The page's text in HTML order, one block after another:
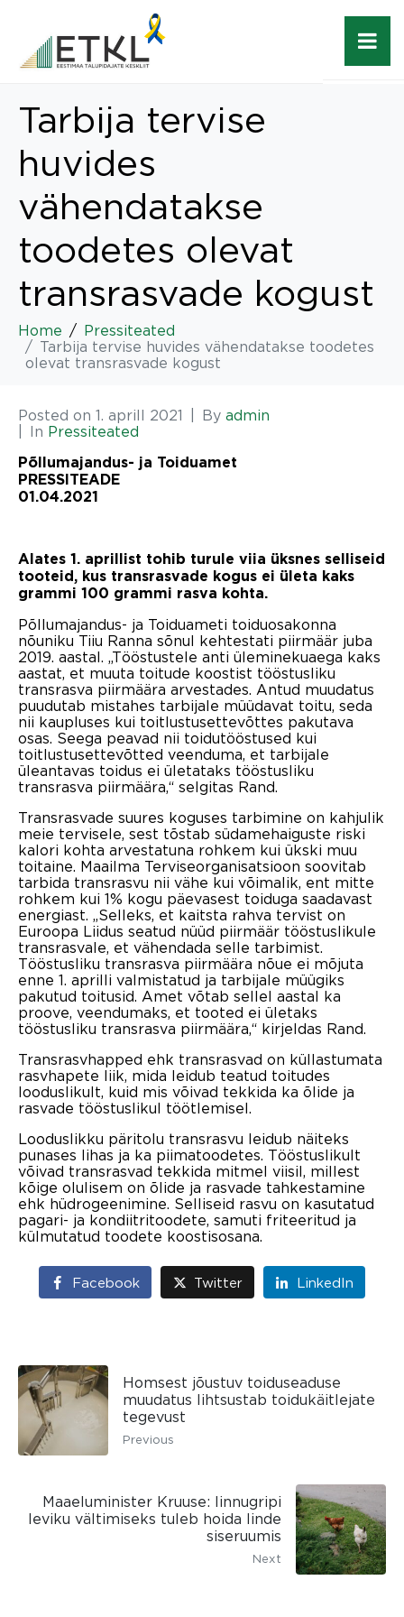
Tarbija tervise
huvides
vähendatakse
toodetes olevat
transrasvade kogust
Home
Pressiteated
Tarbija tervise huvides vähendatakse toodetes
olevat transrasvade kogust
Posted on 1. aprill 2021 By admin
In Pressiteated
Põllumajandus- ja Toiduamet
PRESSITEADE
01.04.2021
Alates 1. aprillist tohib turule viia üksnes selliseid
tooteid, kus transrasvade kogus ei ületa kaks
grammi 100 grammi rasva kohta.
Põllumajandus- ja Toiduameti toiduosakonna
nõuniku Tiiu Ranna sõnul kehtestati piirmäär juba
2019. aastal. „Tööstustele anti üleminekuaega kaks
aastat, et muuta toitude koostist tööstusliku
transrasva piirmäära arvestades. Antud muudatus
puudutab mistahes tarbijale müüdavat toitu, seda
nii kaupluses kui toitlustusettevõttes pakutava
osas. Seega peavad nii toidutööstused kui
toitlustusettevõtted veenduma, et tarbijale
üleantavas toidus ei ületataks tööstusliku
transrasva piirmäära,“ selgitas Rand.
Transrasvade suures koguses tarbimine on kahjulik
meie tervisele, sest tõstab südamehaiguste riski
kalori kohta arvestatuna rohkem kui ükski muu
toitaine. Maailma Terviseorganisatsioon soovitab
tarbida transrasvu nii vähe kui võimalik, ent mitte
rohkem kui 1% kogu päevasest toiduga saadavast
energiast. „Selleks, et kaitsta rahva tervist on
Euroopa Liidus seatud nüüd piirmäär tööstuslikule
transrasvale, et vähendada selle tarbimist.
Tööstusliku transrasva piirmäära nõue ei mõjuta
enne 1. aprilli valmistatud ja tarbijale müügiks
pakutud toitusid. Amet võtab sellel aastal ka
proove, veendumaks, et tooted ei ületaks
tööstusliku transrasva piirmäära,“ kirjeldas Rand.
Transrasvhapped ehk transrasvad on küllastumata
rasvhapete liik, mida leidub teatud toitudes
looduslikult, kuid mis võivad tekkida ka õlide ja
rasvade tööstuslikul töötlemisel.
Looduslikku päritolu transrasvu leidub näiteks
punases lihas ja ka piimatoodetes. Tööstuslikult
võivad transrasvad tekkida mitmel viisil, millest
kõige olulisem on õlide ja rasvade tahkestamine
ehk hüdrogeenimine. Selliseid rasvu on kasutatud
pagari- ja kondiitritoodete, samuti friteeritud ja
külmutatud toodete koostisosana.
Facebook Twitter LinkedIn
Homsest jõustuv toiduseaduse
muudatus lihtsustab toidukäitlejate
tegevust
Previous
Maaeluminister Kruuse: linnugripi
leviku vältimiseks tuleb hoida linde
siseruumis
Next